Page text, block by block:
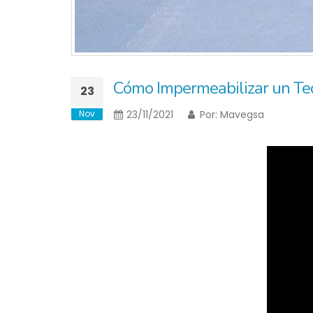
23
Nov
Cómo Impermeabilizar un
23/11/2021 Por: Mavegsa